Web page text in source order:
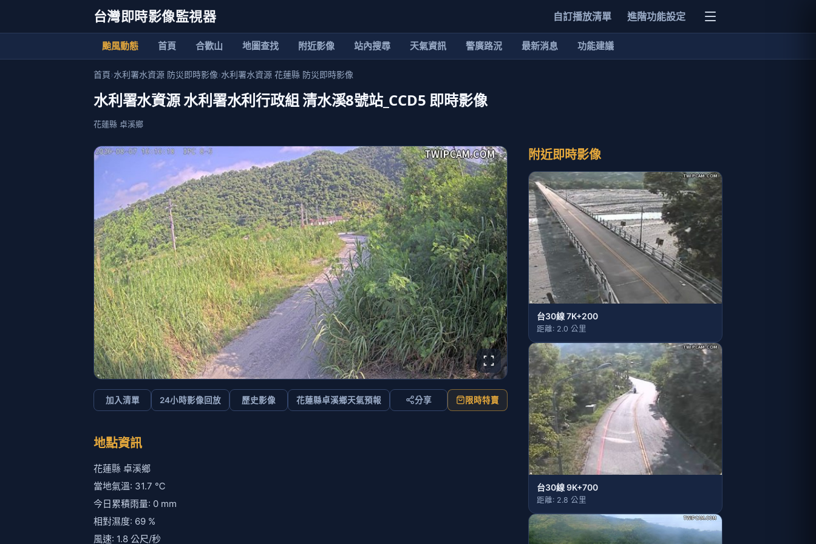
台灣即時影像監視器 自訂播放清單 進階功能設定
颱風動態 首頁 合歡山 地圖查找 附近影像 站內搜尋 天氣資訊 警廣路況 最新消息 功能建議
首頁›水利署水資源 防災即時影像›水利署水資源 花蓮縣 防災即時影像
水利署水資源 水利署水利行政組 清水溪8號站_CCD5 即時影像
花蓮縣 卓溪鄉
加入清單 24小時影像回放 歷史影像 花蓮縣卓溪鄉天氣預報 分享 限時特賣
地點資訊
花蓮縣 卓溪鄉
當地氣溫: 31.7 ℃
今日累積雨量: 0 mm
相對濕度: 69 %
風速: 1.8 公尺/秒
附近即時影像
台30線 7K+200
距離: 2.0 公里
台30線 9K+700
距離: 2.8 公里